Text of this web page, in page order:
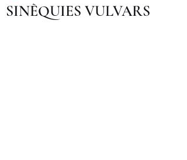
SINÈQUIES VULVARS